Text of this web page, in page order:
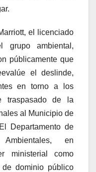
el licenciado
grupo ambiental,
públicamente que
el deslinde,
en torno a los
traspasado de la
al Municipio de
Departamento de
en
ministerial como
dominio público